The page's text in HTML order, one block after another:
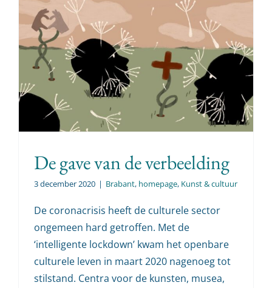
De gave van de verbeelding
3 december 2020 | Brabant, homepage, Kunst & cultuur
De coronacrisis heeft de culturele sector
ongemeen hard getroffen. Met de
‘intelligente lockdown’ kwam het openbare
culturele leven in maart 2020 nagenoeg tot
stilstand. Centra voor de kunsten, musea,